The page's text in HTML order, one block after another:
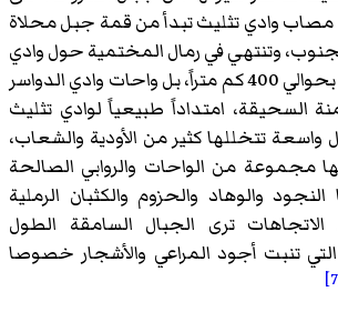
مصاب وادي تثليث تبدأ من قمة جبل محلاة
وتنتهي في رمال المختمية حول وادي
الدواسر، بطول يقدر بحوالي 400 كم متراً، بل واحات وادي الدواسر
السحيقة، امتداداً طبيعياً لوادي تثليث
تتخللها كثير من الأودية والشعاب،
مجموعة من الواحات والروابي الصالحة
والوهاد والحزوم والكثبان الرملية
ترى الجبال السامقة الطول
تنبت أجود المراعي والأشجار خصوصا